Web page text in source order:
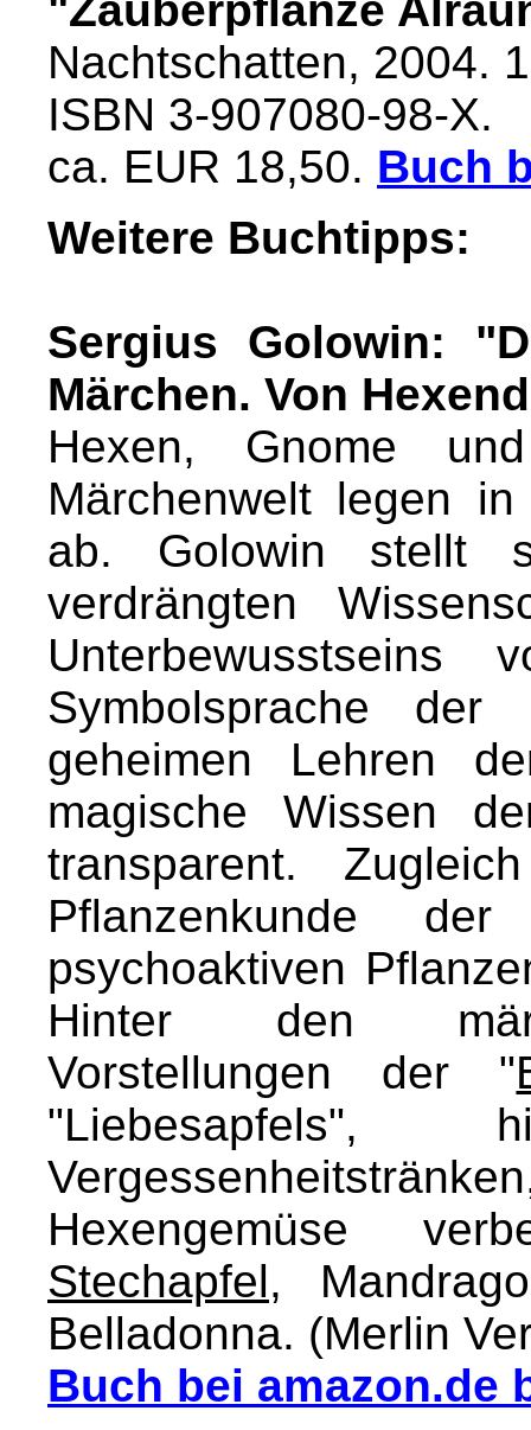
Nachtschatten, 2004.
ISBN 3-907080-98-X.
ca. EUR 18,50. Buch
Weitere Buchtipps:
Sergius Golowin:
Märchen. Von
Hexen, Gnome
Märchenwelt legen
ab. Golowin stellt
verdrängten
Symbolsprache
geheimen Lehren
magische Wissen
transparent.
Pflanzenkunde
psychoaktiven
Hinter den
Vorstellungen der "
Hexengemüse
Stechapfel,
Belladonna. (Merlin
Buch bei amazon.de